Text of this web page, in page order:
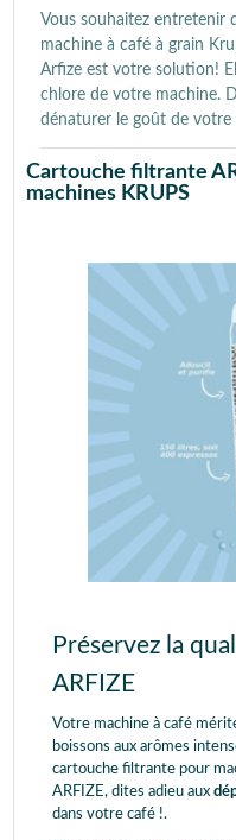
Vous souhaitez entretenir
machine à café à grain
Arfize est votre solution!
chlore de votre machine.
dénaturer le goût de votre
Cartouche filtrante
machines KRUPS
Préservez la
ARFIZE
Votre machine à café
boissons aux arômes
cartouche filtrante pour
ARFIZE, dites adieu aux
dans votre café !.